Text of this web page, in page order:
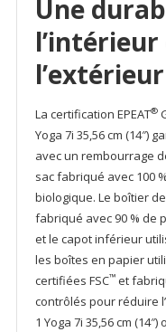
Une
l’extérieur
La certification EPEAT®
Yoga 7i 35,56 cm (14″)
avec un rembourrage
sac fabriqué avec 100
biologique. Le boîtier
fabriqué avec 90 % de
et le capot inférieur
les boîtes en papier
certifiées FSC™et
contrôlés pour réduire
1 Yoga 7i 35,56 cm